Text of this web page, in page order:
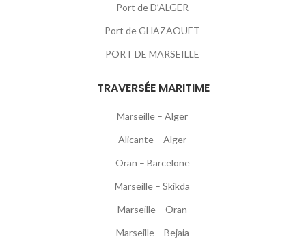
Port de D’ALGER
Port de GHAZAOUET
PORT DE MARSEILLE
TRAVERSÉE MARITIME
Marseille – Alger
Alicante – Alger
Oran – Barcelone
Marseille – Skikda
Marseille – Oran
Marseille – Bejaia